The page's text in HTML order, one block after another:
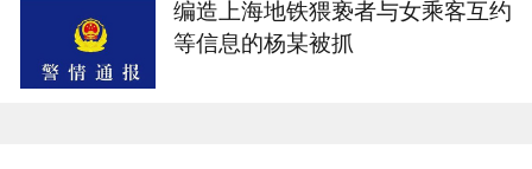
编造上海地铁猥亵者与女乘客互约
等信息的杨某被抓